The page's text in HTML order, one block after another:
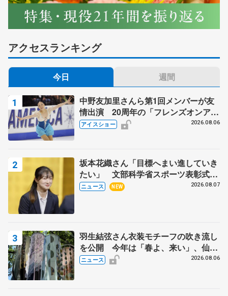
アクセスランキング
今日 週間
中野友加里さんら第1回メンバーが友
情出演 20周年の「フレンズオンアイ
ス」 宮本賢二さん、有川梨絵さん、
アイスショー 2026.08.06
坂本花織さん「目標へまい進していき
たい」 文部科学省スポーツ表彰式で
代表謝辞
ニュース NEW 2026.08.07
羽生結弦さん衣装モチーフの吹き流し
を公開 今年は「春よ、来い」、仙台
の瑞鳳殿
ニュース 2026.08.06